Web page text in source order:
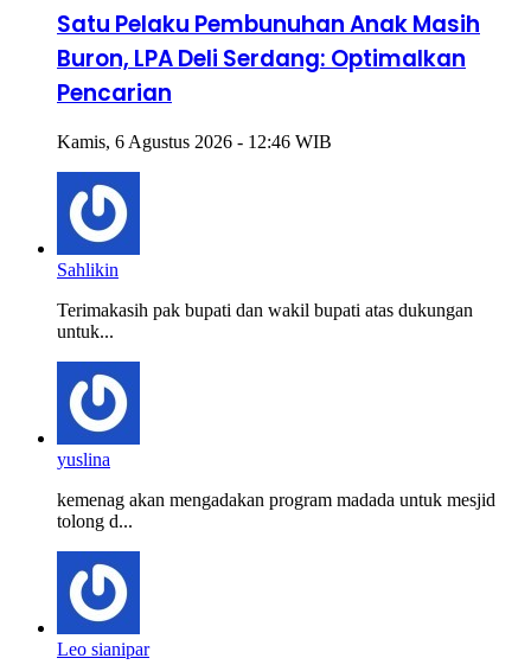
Satu Pelaku Pembunuhan Anak Masih
Buron, LPA Deli Serdang: Optimalkan
Pencarian
Kamis, 6 Agustus 2026 - 12:46 WIB
Sahlikin
Terimakasih pak bupati dan wakil bupati atas dukungan
untuk...
yuslina
kemenag akan mengadakan program madada untuk mesjid
tolong d...
Leo sianipar